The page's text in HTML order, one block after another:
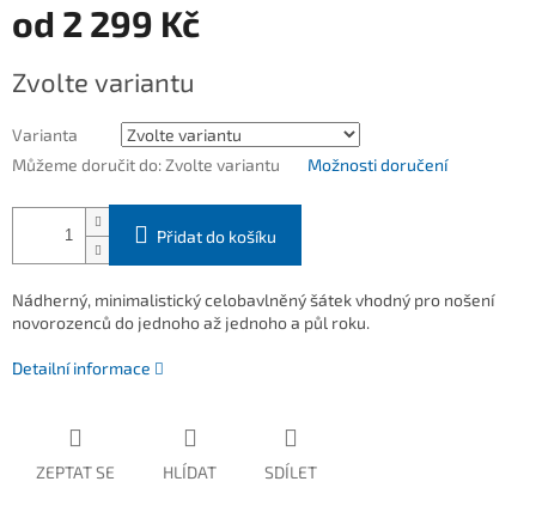
od 2 299 Kč
cena:
Zvolte variantu
Varianta
Můžeme doručit do: Zvolte variantu Možnosti doručení
Přidat do košíku
Nádherný, minimalistický celobavlněný šátek vhodný pro nošení
novorozenců do jednoho až jednoho a půl roku.
Detailní informace
ZEPTAT SE HLÍDAT SDÍLET